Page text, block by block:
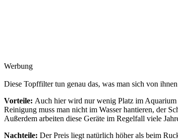
Werbung
Diese Topffilter tun genau das, was man sich von
Vorteile: Auch hier wird nur wenig Platz im Aquarium
Reinigung muss man nicht im Wasser hantieren, der
Außerdem arbeiten diese Geräte im Regelfall viele
Nachteile: Der Preis liegt natürlich höher als beim